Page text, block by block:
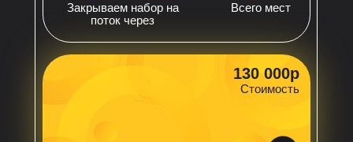
Закрываем набор на
поток через
Стоимость
130 000р
Всего мест